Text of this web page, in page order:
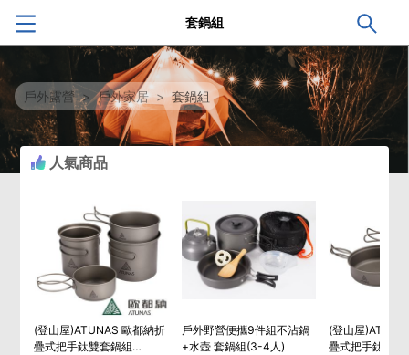
套鍋組
戶外露營 > 戶外家居 > 套鍋組
人氣商品
(登山屋)ATUNAS 歐都納折
疊式把手鈦雙套鍋組
戶外野營便攜9件組不沾鍋
+水壺 套鍋組(3-4人)
(登山屋
疊式把手鈦套鍋